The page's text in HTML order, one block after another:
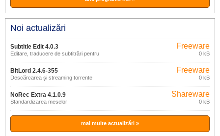
Noi actualizări
Subtitle Edit 4.0.3
Editare, traducere de subtitrări pentru
Freeware
0 kB
BitLord 2.4.6-355
Descărcarea și streaming torrente
Freeware
0 kB
NoRec Extra 4.1.0.9
Standardizarea meselor
Shareware
0 kB
mai multe actualizări »